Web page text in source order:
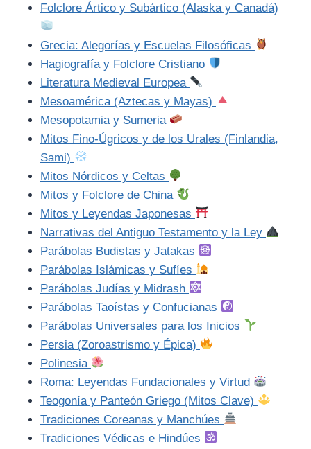
Folclore Ártico y Subártico (Alaska y Canadá)
Grecia: Alegorías y Escuelas Filosóficas
Hagiografía y Folclore Cristiano
Literatura Medieval Europea
Mesoamérica (Aztecas y Mayas)
Mesopotamia y Sumeria
Mitos Fino-Úgricos y de los Urales (Finlandia,
Sami)
Mitos Nórdicos y Celtas
Mitos y Folclore de China
Mitos y Leyendas Japonesas
Narrativas del Antiguo Testamento y la Ley
Parábolas Budistas y Jatakas
Parábolas Islámicas y Sufíes
Parábolas Judías y Midrash
Parábolas Taoístas y Confucianas
Parábolas Universales para los Inicios
Persia (Zoroastrismo y Épica)
Polinesia
Roma: Leyendas Fundacionales y Virtud
Teogonía y Panteón Griego (Mitos Clave)
Tradiciones Coreanas y Manchúes
Tradiciones Védicas e Hindúes